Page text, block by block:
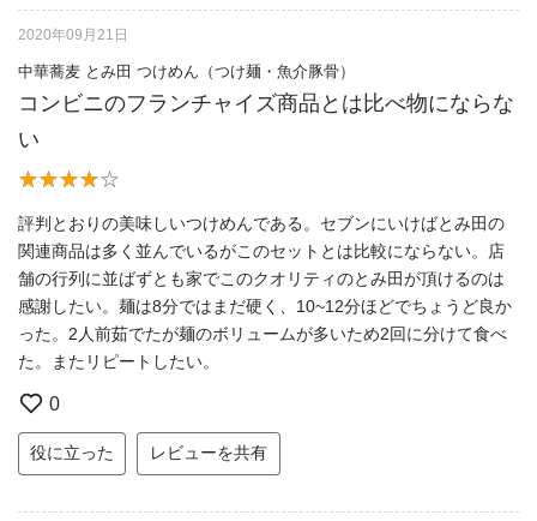
2020年09月21日
中華蕎麦 とみ田 つけめん（つけ麺・魚介豚骨）
コンビニのフランチャイズ商品とは比べ物にならな
い
評判とおりの美味しいつけめんである。セブンにいけばとみ田の
関連商品は多く並んでいるがこのセットとは比較にならない。店
舗の行列に並ばずとも家でこのクオリティのとみ田が頂けるのは
感謝したい。麺は8分ではまだ硬く、10~12分ほどでちょうど良か
った。2人前茹でたが麺のボリュームが多いため2回に分けて食べ
た。またリピートしたい。
0
役に立った レビューを共有